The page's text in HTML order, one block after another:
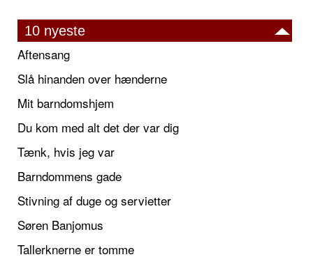
10 nyeste
Aftensang
Slå hinanden over hænderne
Mit barndomshjem
Du kom med alt det der var dig
Tænk, hvis jeg var
Barndommens gade
Stivning af duge og servietter
Søren Banjomus
Tallerknerne er tomme